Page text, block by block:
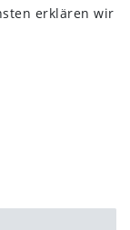
erklären wir